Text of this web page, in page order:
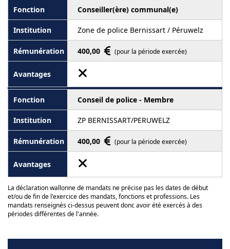
Conseiller(ère) communal(e)
Zone de police Bernissart / Péruwelz
400,00 (pour la période exercée)
Conseil de police - Membre
ZP BERNISSART/PERUWELZ
400,00 (pour la période exercée)
La déclaration wallonne de mandats ne précise pas les dates de début
et/ou de fin de l'exercice des mandats, fonctions et professions. Les
mandats renseignés ci-dessus peuvent donc avoir été exercés à des
périodes différentes de l'année.